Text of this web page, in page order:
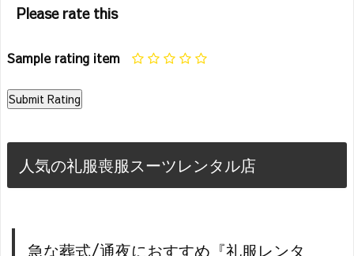
Please rate this
Sample rating item
人気の礼服喪服スーツレンタル店
急な葬式/通夜におすすめ『礼服レンタ